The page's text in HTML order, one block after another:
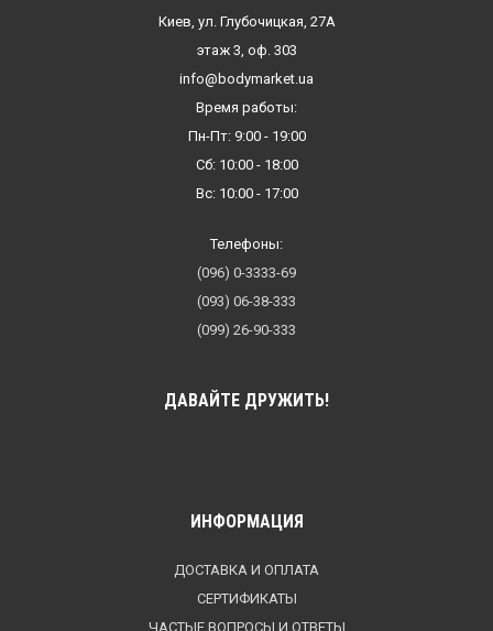
Киев, ул. Глубочицкая, 27А
этаж 3, оф. 303
info@bodymarket.ua
Время работы:
Пн-Пт: 9:00 - 19:00
Сб: 10:00 - 18:00
Вс: 10:00 - 17:00
Телефоны:
(096) 0-3333-69
(093) 06-38-333
(099) 26-90-333
ДАВАЙТЕ ДРУЖИТЬ!
ИНФОРМАЦИЯ
ДОСТАВКА И ОПЛАТА
СЕРТИФИКАТЫ
ЧАСТЫЕ ВОПРОСЫ И ОТВЕТЫ